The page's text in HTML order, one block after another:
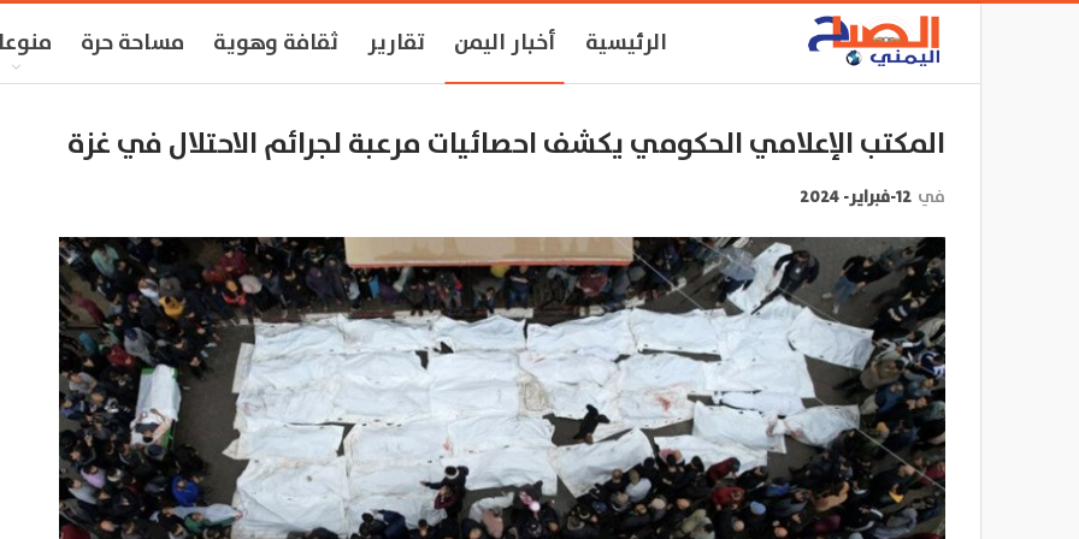
الرئيسية أخبار اليمن تقارير ثقافة وهوية مساحة حرة
المكتب الإعلامي الحكومي يكشف احصائيات مرعبة لجرائم الاحتلال في غزة
في 12-فبراير- 2024